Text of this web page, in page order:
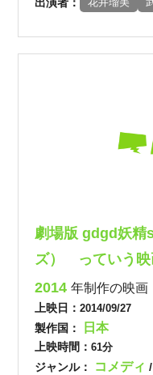
劇場版 gdgd妖精
ズ） っていう映
2014年制作の映画
上映日：2014/09/27
製作国： 日本
上映時間：61分
ジャンル： コメディ/